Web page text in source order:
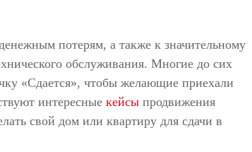
потерям, а также к значительному
обслуживания. Многие до сих
«Сдается», чтобы желающие приехали
интересные кейсы продвижения
свой дом или квартиру для сдачи в